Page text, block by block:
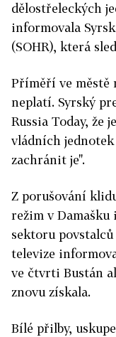
dělostřeleckých
informovala
(SOHR), která
Příměří ve městě
neplatí. Syrský
Russia Today, že
vládních
zachránit je".
Z porušování
režim v Damašku
sektoru
televize
ve čtvrti Bustán
znovu získala.
Bílé přilby,